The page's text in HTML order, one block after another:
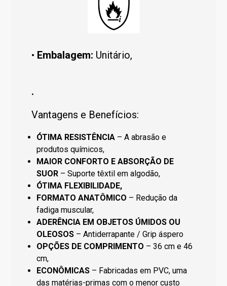
• Embalagem: Unitário,
.
Vantagens e Benefícios:
ÓTIMA RESISTÊNCIA – A abrasão e
produtos químicos,
MAIOR CONFORTO E ABSORÇÃO DE
SUOR – Suporte têxtil em algodão,
ÓTIMA FLEXIBILIDADE,
FORMATO ANATÔMICO – Redução da
fadiga muscular,
ADERÊNCIA EM OBJETOS ÚMIDOS OU
OLEOSOS – Antiderrapante / Grip áspero
OPÇÕES DE COMPRIMENTO – 36 cm e 46
cm,
ECONÔMICAS – Fabricadas em PVC, uma
das matérias-primas com o menor custo